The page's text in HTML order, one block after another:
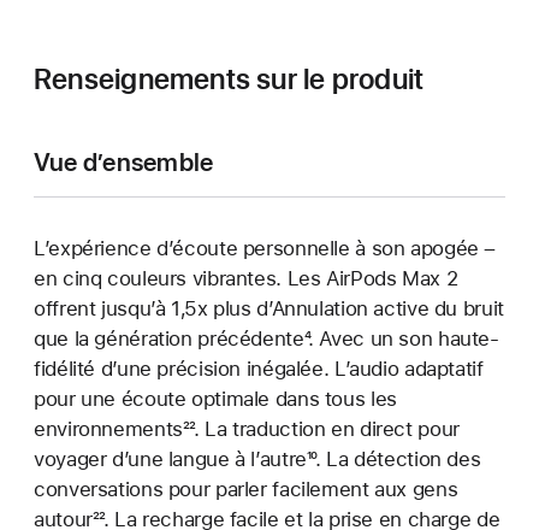
Renseignements sur le produit
Vue d’ensemble
L’expérience d’écoute personnelle à son apogée –
en cinq couleurs vibrantes. Les AirPods Max 2
offrent jusqu’à 1,5x plus d’Annulation active du bruit
que la génération précédenteNote
de
bas
de
page
⁴. Avec un son haute-
fidélité d’une précision inégalée. L’audio adaptatif
pour une écoute optimale dans tous les
environnementsNote
de
bas
de
²². La traduction en direct pour
voyager d’une langue à l’autreNote
de
bas
¹⁰. La détection des
conversations pour parler facilement aux gens
autourNote
²². La recharge facile et la prise en charge de